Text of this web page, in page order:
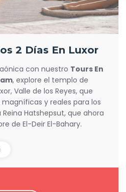
2 Días En Luxor
con nuestro Tours En
, explore el templo de
Valle de los Reyes, que
y reales para los
Hatshepsut, que ahora
de El-Deir El-Bahary.